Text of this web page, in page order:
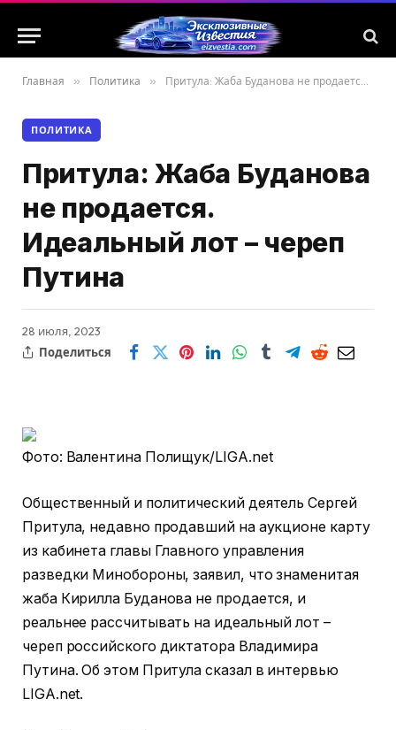
Главная » Политика » Притула: Жаба Буданова не продается. Идеальный лот – череп Путина
ПОЛИТИКА
Притула: Жаба Буданова
не продается.
Идеальный лот – череп
Путина
28 июля, 2023
Поделиться
Фото: Валентина Полищук/LIGA.net
Общественный и политический деятель Сергей
Притула, недавно продавший на аукционе карту
из кабинета главы Главного управления
разведки Минобороны, заявил, что знаменитая
жаба Кирилла Буданова не продается, и
реальнее рассчитывать на идеальный лот –
череп российского диктатора Владимира
Путина. Об этом Притула сказал в интервью
LIGA.net.